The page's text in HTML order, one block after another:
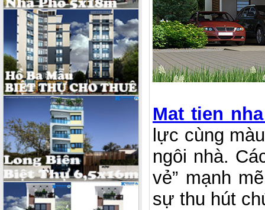
Mat tien
lực cùng
ngôi nhà.
vẻ” mạnh
sự thu hút